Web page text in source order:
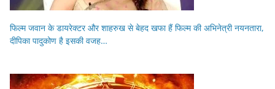
फिल्म जवान के डायरेक्टर और शाहरुख से बेहद खफा हैं फिल्म की अभिनेत्री नयनतारा,
दीपिका पादुकोण है इसकी वजह…